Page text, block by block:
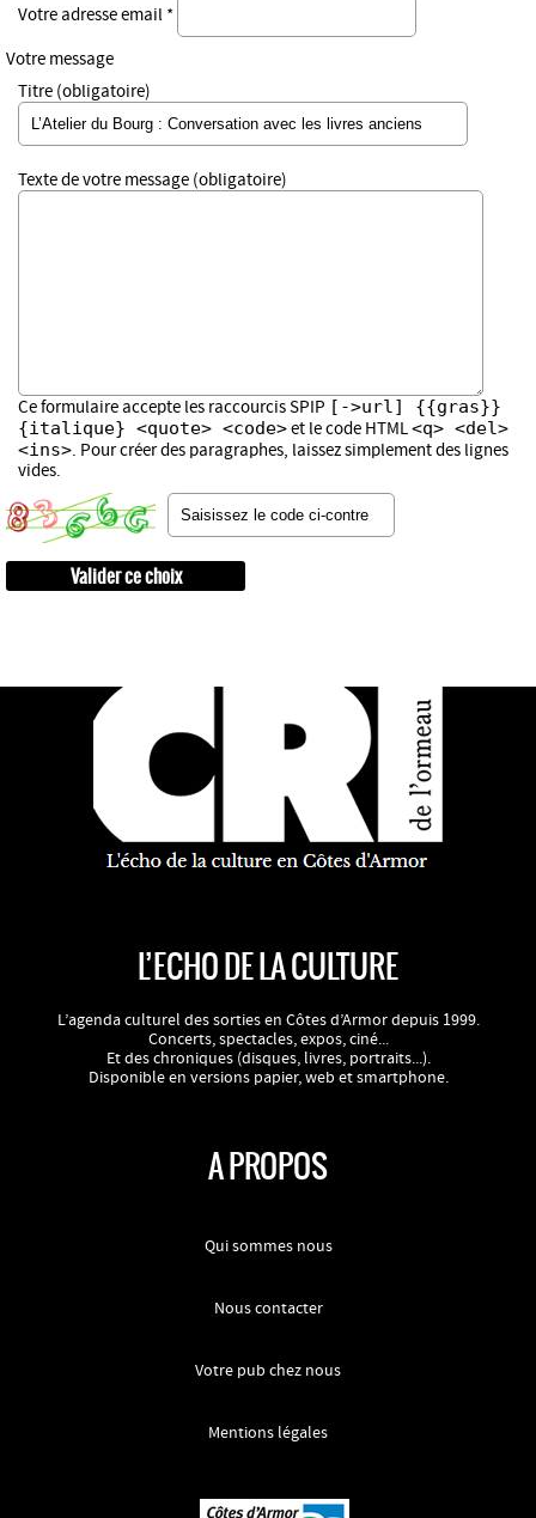
Votre adresse email *
Votre message
Titre (obligatoire)
Texte de votre message (obligatoire)
Ce formulaire accepte les raccourcis SPIP [->url] {{gras}}
{italique} <quote> <code>et le code HTML<q> <del>
<ins>. Pour créer des paragraphes, laissez simplement des lignes
vides.
L’ECHO DE LA CULTURE
L’agenda culturel des sorties en Côtes d’Armor depuis 1999.
Concerts, spectacles, expos, ciné...
Et des chroniques (disques, livres, portraits...).
Disponible en versions papier, web et smartphone.
A PROPOS
Qui sommes nous
Nous contacter
Votre pub chez nous
Mentions légales